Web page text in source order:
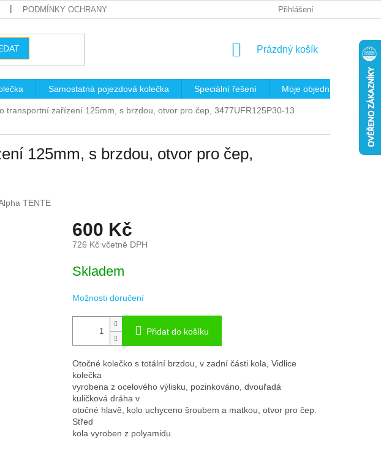
PODMÍNKY OCHRANY OSOBNÍCH ÚDAJŮ KRITÉRIA PRO
Přihlášení
NÁKUPNÍ
Prázdný košík
Samostatná pojezdová kolečka Speciální řešení Moje objednávka
transportní zařízení 125mm, s brzdou, otvor pro čep, 3477UFR125P30-13
125mm, s brzdou, otvor pro čep,
TENTE
600 Kč
726 Kč včetně DPH
cena:
Skladem
Možnosti doručení
Přidat do košíku
Otočné kolečko s totální brzdou, v zadní části kola, Vidlice
kolečka
vyrobena z ocelového výlisku, pozinkováno, dvouřadá
kuličková dráha v
otočné hlavě, kolo uchyceno šroubem a matkou, otvor pro čep.
Střed
kola vyroben z polyamidu